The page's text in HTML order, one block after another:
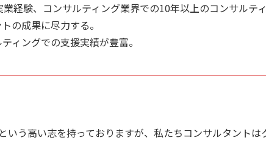
経験、コンサルティング業界での10年以上のコンサル
の成果に尽力する。
ィングでの支援実績が豊富。
いう高い志を持っておりますが、私たちコンサルタント